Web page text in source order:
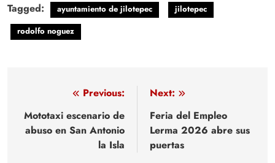
Tagged: ayuntamiento de jilotepec
jilotepec
rodolfo noguez
Navegación
de
entradas
Previous:
Mototaxi escenario de
abuso en San Antonio
la Isla
Next:
Feria del Empleo
Lerma 2026 abre sus
puertas